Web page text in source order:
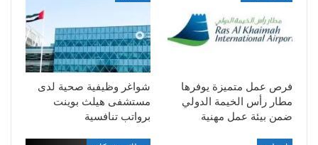
فرص عمل متميزة يوفرها
مطار رأس الخيمة الدولي
ضمن بيئة عمل مهنية
شواغر وظيفية صحية لدى
مستشفى هيلث بوينت
برواتب تنافسية